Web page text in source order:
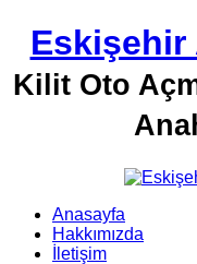
Eskişehir
Kilit Oto
Anasayfa
Hakkımızda
İletişim